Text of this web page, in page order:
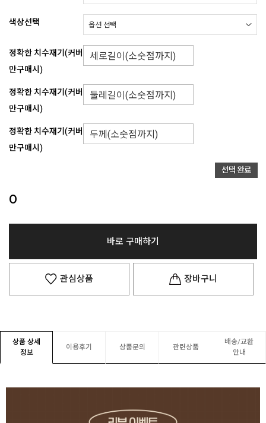
색상선택
정확한 치수재기(커버
만구매시)
정확한 치수재기(커버
만구매시)
정확한 치수재기(커버
만구매시)
0
바로 구매하기
관심상품 장바구니
상품 상세
정보
이용후기 상품문의 관련상품
배송/교환
안내